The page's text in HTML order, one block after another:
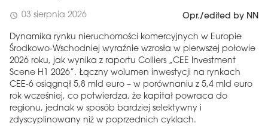
schedule 03 sierpnia 2026 Opr./edited by NN
Dynamika rynku nieruchomości komercyjnych w Europie
Środkowo-Wschodniej wyraźnie wzrosła w pierwszej połowie
2026 roku, jak wynika z raportu Colliers „CEE Investment
Scene H1 2026”. Łączny wolumen inwestycji na rynkach
CEE-6 osiągnął 5,8 mld euro – w porównaniu z 5,4 mld euro
rok wcześniej, co potwierdza, że ​​kapitał powraca do
regionu, jednak w sposób bardziej selektywny i
zdyscyplinowany niż w poprzednich cyklach.